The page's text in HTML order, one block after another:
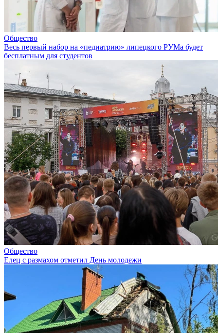
Общество
Весь первый набор на «педиатрию» липецкого РУМа будет
бесплатным для студентов
Общество
Елец с размахом отметил День молодежи